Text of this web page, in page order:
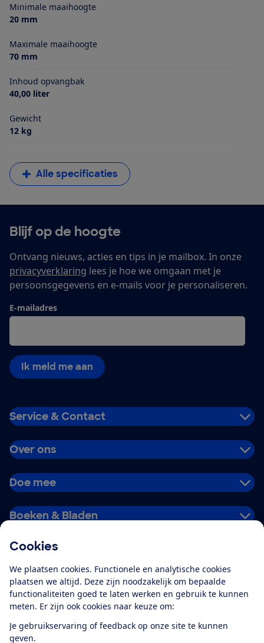
Cookies
We plaatsen cookies. Functionele en analytische cookies
plaatsen we altijd. Deze zijn noodzakelijk om bepaalde
functionaliteiten goed te laten werken en gebruik te kunnen
meten. Er zijn ook cookies naar keuze om:
Je gebruikservaring of feedback op onze site te kunnen
geven.
Minimale maaihoogte
20 mm
Maximale maaihoogte
70 mm
Inhoud opvangbak
40,00 liter
Gewicht
12 kg
Alle specificaties
Blijf op de hoogte
Ontvang nieuws, acties en tips in je mailbox. In onze
privacyverklaring lees je hoe we omgaan met je
persoonsgegevens en e-mails voor je personaliseren.
E-mailadres
Ik meld me aan
Service & Contact
Over ons
Doe mee
Boeken & Bladen
Alles over de
app